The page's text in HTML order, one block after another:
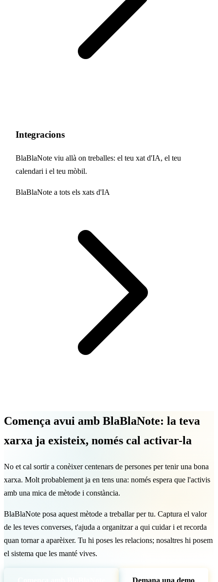
Integracions
BlaBlaNote viu allà on treballes: el teu xat d'IA, el teu
calendari i el teu mòbil.
BlaBlaNote a tots els xats d'IA
Comença avui amb BlaBlaNote: la teva
xarxa ja existeix, només cal activar-la
No et cal sortir a conèixer centenars de persones per tenir una bona
xarxa. Molt probablement ja en tens una: només espera que l'activis
amb una mica de mètode i constància.
BlaBlaNote posa aquest mètode a treballar per tu. Captura el valor
de les teves converses, t'ajuda a organitzar a qui cuidar i et recorda
quan tornar a aparèixer. Tu hi poses les relacions; nosaltres hi posem
el sistema que les manté vives.